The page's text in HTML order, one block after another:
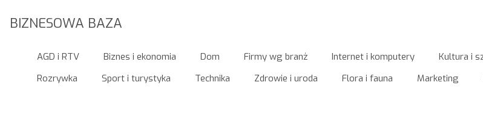
BIZNESOWA BAZA
AGD i RTV Biznes i ekonomia Dom Firmy wg branż Internet i komputery Kultura i
Rozrywka
Sport i turystyka Technika Zdrowie i uroda Flora i fauna Marketing